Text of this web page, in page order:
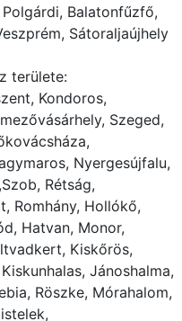
Balatonfűzfő,
Sátoraljaújhely
területe:
Kondoros,
Szeged,
Nyergesújfalu,
Rétság,
Romhány, Hollókő,
Hatvan, Monor,
Kiskőrös,
Jánoshalma,
Röszke, Mórahalom,